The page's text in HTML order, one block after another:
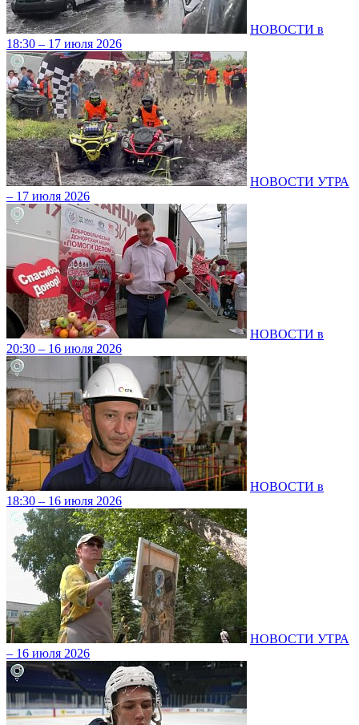
НОВОСТИ в
18:30 – 17 июля 2026
НОВОСТИ УТРА
– 17 июля 2026
НОВОСТИ в
20:30 – 16 июля 2026
НОВОСТИ в
18:30 – 16 июля 2026
НОВОСТИ УТРА
– 16 июля 2026